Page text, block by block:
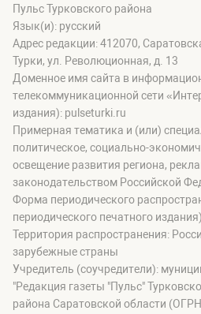
Пульс Турковского района
Язык(и): русский
Адрес редакции: 412070,
Турки, ул. Революционная, д. 13
Доменное имя сайта в
телекоммуникационной сети
издания): pulseturki.ru
Примерная тематика и (или)
политическое, социально-
освещение развития региона,
законодательством Российской
Форма периодического
периодического печатного
Территория распространения:
зарубежные страны
Учредитель (соучредители):
"Редакция газеты "Пульс"
района Саратовской области (ОГРН